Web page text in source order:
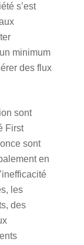
s’est
minimum
des flux
sont
First
sont
en
les
des